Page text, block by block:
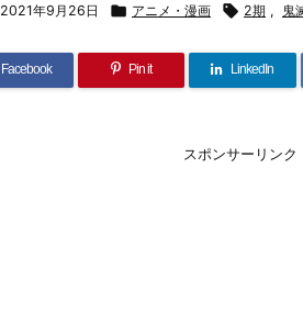
2021年9月26日  アニメ・漫画  2期 , 鬼
Facebook Pin it LinkedIn
スポンサーリンク